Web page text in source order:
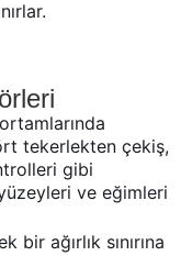
tekerlekten çekiş,
gibi
ve eğimleri
ağırlık sınırına